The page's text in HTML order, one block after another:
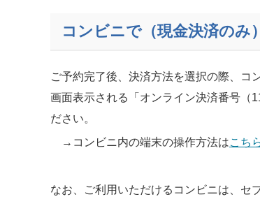
コンビニで（現金決済のみ）
ご予約完了後、決済方法を選択の際、コ
画面表示される「オンライン決済番号（
ださい。
→コンビニ内の端末の操作方法はこち
なお、ご利用いただけるコンビニは、セ